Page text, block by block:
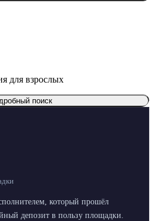
для взрослых
поиск
который прошёл
депозит в пользу площадки.